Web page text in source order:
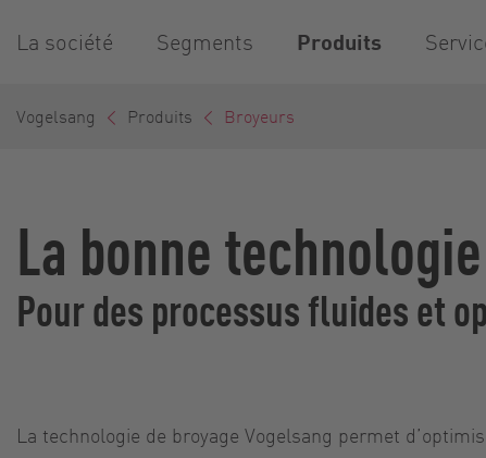
La société Segments Produits
Vogelsang Produits Broyeurs
La bonne
Pour des processus fluides et
La technologie de broyage Vogelsang permet